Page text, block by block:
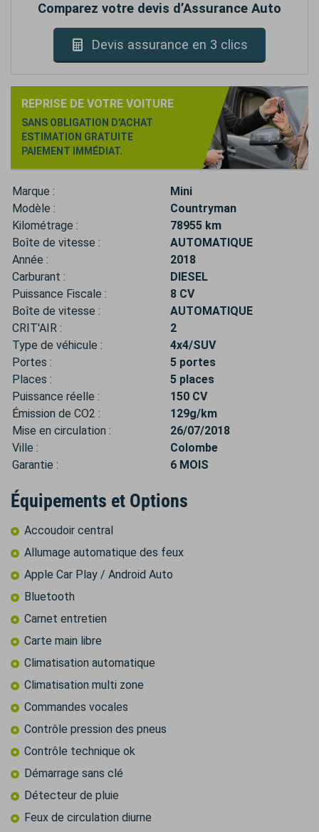
Comparez votre devis d’Assurance Auto
Devis assurance en 3 clics
REPRISE DE VOTRE VOITURE
SANS OBLIGATION D'ACHAT
ESTIMATION GRATUITE
PAIEMENT IMMÉDIAT.
Marque :
Mini
Modèle :
Countryman
Kilométrage :
78955 km
Boîte de vitesse :
AUTOMATIQUE
Année :
2018
Carburant :
DIESEL
Puissance Fiscale :
8 CV
Boîte de vitesse :
AUTOMATIQUE
CRIT'AIR :
2
Type de véhicule :
4x4/SUV
Portes :
5 portes
Places :
5 places
Puissance réelle :
150 CV
Émission de CO2 :
129g/km
Mise en circulation :
26/07/2018
Ville :
Colombe
Garantie :
6 MOIS
Équipements et Options
Accoudoir central
Allumage automatique des feux
Apple Car Play / Android Auto
Bluetooth
Carnet entretien
Carte main libre
Climatisation automatique
Climatisation multi zone
Commandes vocales
Contrôle pression des pneus
Contrôle technique ok
Démarrage sans clé
Détecteur de pluie
Feux de circulation diurne